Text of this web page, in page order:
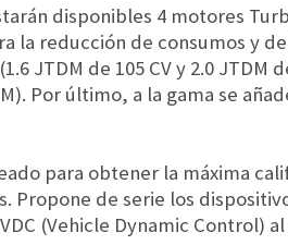
disponibles 4 motores
la reducción de consumos y
JTDM de 105 CV y 2.0
Por último, a la gama se
para obtener la máxima
Propone de serie los
(Vehicle Dynamic Control)